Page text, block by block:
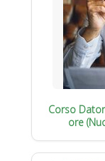
Corso
ore